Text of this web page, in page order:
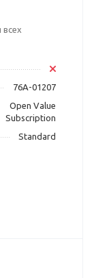
76A-01207
Open Value
Subscription
Standard